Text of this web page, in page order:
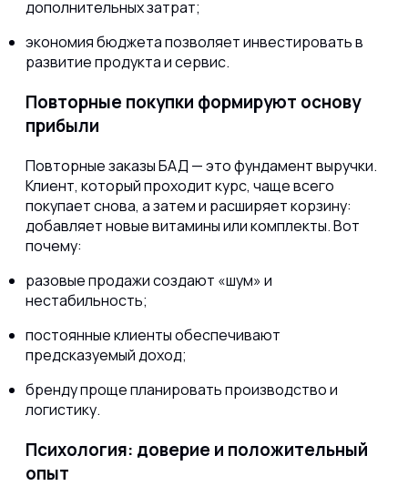
дополнительных затрат;
экономия бюджета позволяет инвестировать в
развитие продукта и сервис.
Повторные покупки формируют основу
прибыли
Повторные заказы БАД — это фундамент выручки.
Клиент, который проходит курс, чаще всего
покупает снова, а затем и расширяет корзину:
добавляет новые витамины или комплекты. Вот
почему:
разовые продажи создают «шум» и
нестабильность;
постоянные клиенты обеспечивают
предсказуемый доход;
бренду проще планировать производство и
логистику.
Психология: доверие и положительный
опыт